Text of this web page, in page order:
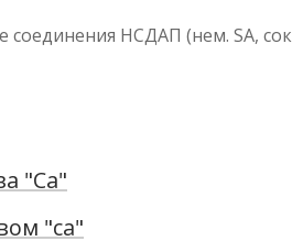
НСДАП (нем. SA,
"Са"
"са"